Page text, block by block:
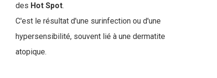
des Hot Spot.
C'est le résultat d'une surinfection ou d'une
hypersensibilité, souvent lié à une dermatite
atopique.